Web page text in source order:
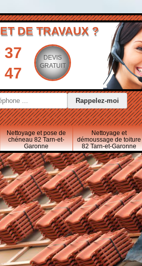
DE TRAVAUX ?
37
47
DEVIS
GRATUIT
Nettoyage et pose de
chéneau 82 Tarn-et-
Garonne
Nettoyage et
démoussage de toiture
82 Tarn-et-Garonne